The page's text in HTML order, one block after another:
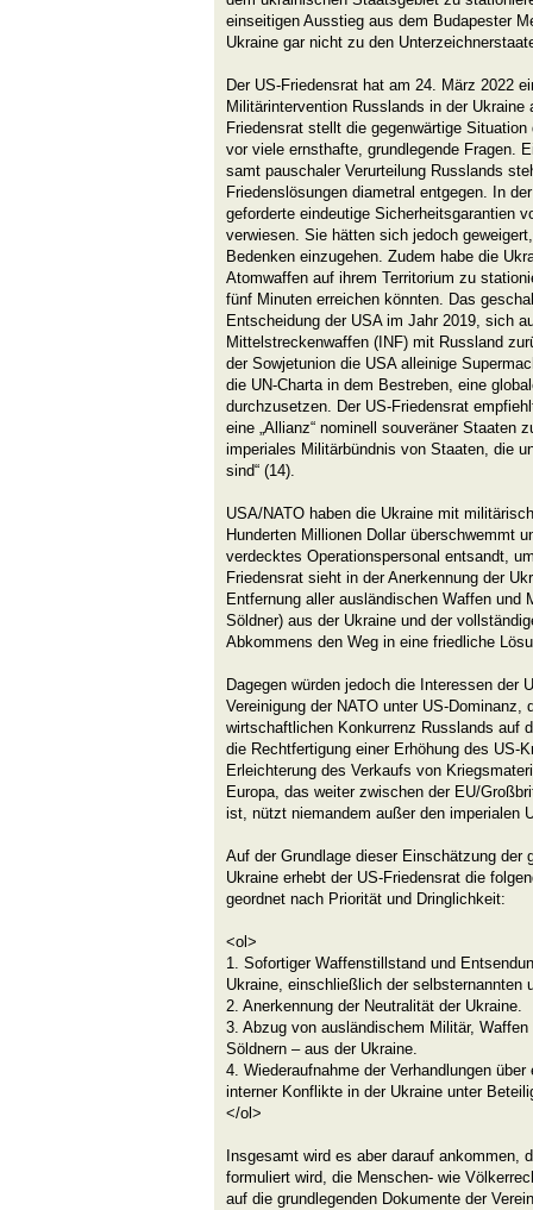
einseitigen Ausstieg aus dem Budapester
Ukraine gar nicht zu den
Der US-Friedensrat hat am 24. März 2022
Militärintervention Russlands in der Ukraine
Friedensrat stellt die gegenwärtige
vor viele ernsthafte, grundlegende Fragen.
samt pauschaler Verurteilung Russlands
Friedenslösungen diametral entgegen. In
geforderte eindeutige Sicherheitsgarantien
verwiesen. Sie hätten sich jedoch
Bedenken einzugehen. Zudem habe die
Atomwaffen auf ihrem Territorium zu
fünf Minuten erreichen könnten. Das
Entscheidung der USA im Jahr 2019, sich
Mittelstreckenwaffen (INF) mit Russland
der Sowjetunion die USA alleinige
die UN-Charta in dem Bestreben, eine
durchzusetzen. Der US-Friedensrat
eine „Allianz“ nominell souveräner Staaten
imperiales Militärbündnis von Staaten, die
sind“ (14).
USA/NATO haben die Ukraine mit
Hunderten Millionen Dollar überschwemmt
verdecktes Operationspersonal entsandt,
Friedensrat sieht in der Anerkennung der
Entfernung aller ausländischen Waffen und
Söldner) aus der Ukraine und der
Abkommens den Weg in eine friedliche
Dagegen würden jedoch die Interessen der
Vereinigung der NATO unter US-Dominanz,
wirtschaftlichen Konkurrenz Russlands auf
die Rechtfertigung einer Erhöhung des US-
Erleichterung des Verkaufs von
Europa, das weiter zwischen der EU/
ist, nützt niemandem außer den imperialen
Auf der Grundlage dieser Einschätzung der
Ukraine erhebt der US-Friedensrat die
geordnet nach Priorität und Dringlichkeit:
<ol>
1. Sofortiger Waffenstillstand und
Ukraine, einschließlich der selbsternannten
2. Anerkennung der Neutralität der Ukraine.
3. Abzug von ausländischem Militär,
Söldnern – aus der Ukraine.
4. Wiederaufnahme der Verhandlungen
interner Konflikte in der Ukraine unter
</ol>
Insgesamt wird es aber darauf ankommen,
formuliert wird, die Menschen- wie
auf die grundlegenden Dokumente der